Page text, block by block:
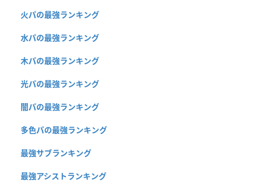
火パの最強ランキング
水パの最強ランキング
木パの最強ランキング
光パの最強ランキング
闇パの最強ランキング
多色パの最強ランキング
最強サブランキング
最強アシストランキング